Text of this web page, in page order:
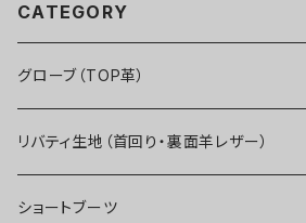
CATEGORY
グローブ（TOP革）
リバティ生地（首回り・裏面羊レザー）
ショートブーツ